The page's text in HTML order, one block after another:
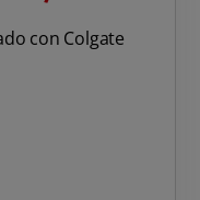
con Colgate